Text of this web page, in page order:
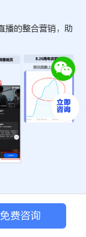
播的整合营销，助
565万+，全网讨
免费咨询